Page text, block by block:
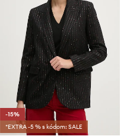
-15%
*EXTRA -5 % s kódom: SALE